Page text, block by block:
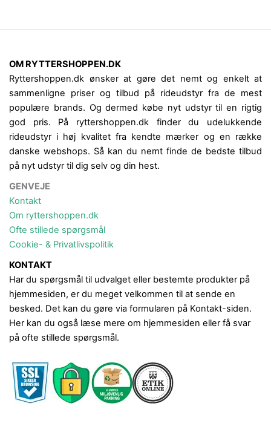
OM RYTTERSHOPPEN.DK
Ryttershoppen.dk ønsker at gøre det nemt og enkelt at
sammenligne priser og tilbud på rideudstyr fra de mest
populære brands. Og dermed købe nyt udstyr til en rigtig
god pris. På ryttershoppen.dk finder du udelukkende
rideudstyr i høj kvalitet fra kendte mærker og en række
danske webshops. Så kan du nemt finde de bedste tilbud
på nyt udstyr til dig selv og din hest.
GENVEJE
Kontakt
Om ryttershoppen.dk
Ofte stillede spørgsmål
Cookie- & Privatlivspolitik
KONTAKT
Har du spørgsmål til udvalget eller bestemte produkter på
hjemmesiden, er du meget velkommen til at sende en
besked. Det kan du gøre via formularen på Kontakt-siden.
Her kan du også læse mere om hjemmesiden eller få svar
på ofte stillede spørgsmål.